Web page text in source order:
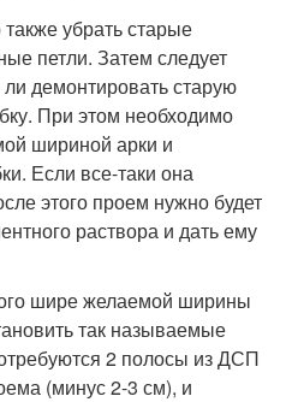
убрать старые
петли. Затем следует
демонтировать старую
При этом необходимо
шириной арки и
Если все-таки она
этого проем нужно будет
раствора и дать ему
шире желаемой ширины
так называемые
2 полосы из ДСП
(минус 2-3 см), и